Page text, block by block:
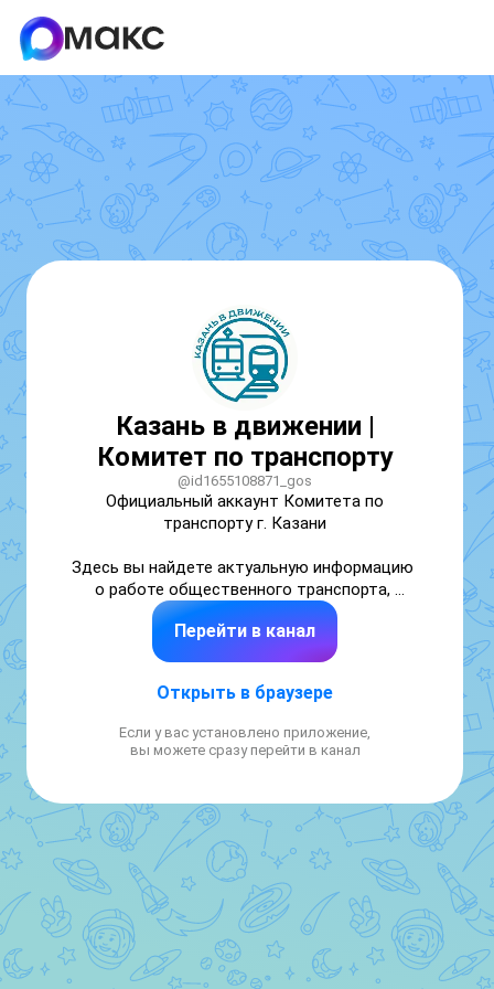
Казань в движении |
Комитет по транспорту
@id1655108871_gos
Официальный аккаунт Комитета по
транспорту г. Казани
Здесь вы найдете актуальную информацию
о работе общественного транспорта,
изменениях маршрутов, новых проектах и
команде городского транспорта.
Перейти в канал
Открыть в браузере
Если у вас установлено приложение,
вы можете сразу перейти в канал